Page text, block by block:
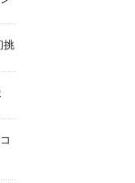
挑